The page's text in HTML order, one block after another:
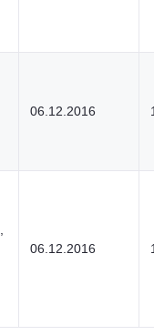
06.12.2016
06.12.2016